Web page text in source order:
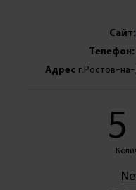
Сайт:
Телефон:
Адресг.Ростов-
5